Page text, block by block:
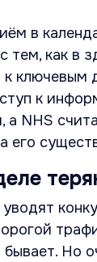
в
тем, как в
к ключевым
к
NHS
его
Но